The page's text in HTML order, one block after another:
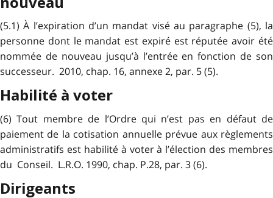
(5.1) À l’expiration d’un mandat visé au paragraphe (5), la
personne dont le mandat est expiré est réputée avoir été
nommée de nouveau jusqu’à l’entrée en fonction de son
successeur. 2010, chap. 16, annexe 2, par. 5 (5).
Habilité à voter
(6) Tout membre de l’Ordre qui n’est pas en défaut de
paiement de la cotisation annuelle prévue aux règlements
administratifs est habilité à voter à l’élection des membres
du Conseil. L.R.O. 1990, chap. P.28, par. 3 (6).
Dirigeants